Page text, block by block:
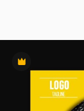
Premium